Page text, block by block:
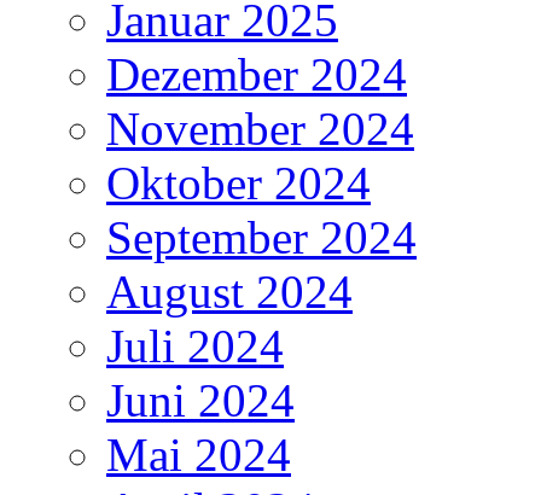
Januar 2025
Dezember 2024
November 2024
Oktober 2024
September 2024
August 2024
Juli 2024
Juni 2024
Mai 2024